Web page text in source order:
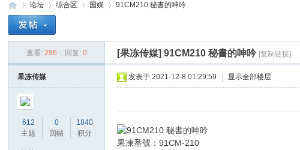
论坛
›
综合区
›
国媒 91CM210 秘書的呻吟
查看: 296 回复: 0 [果冻传媒]91CM210 秘書的呻吟 [复制链接]
果冻传媒
612
主题
0
回帖
1840
积分
发表于 2021-12-8 01:29:59 显示全部楼层
果凍番號：91CM-210